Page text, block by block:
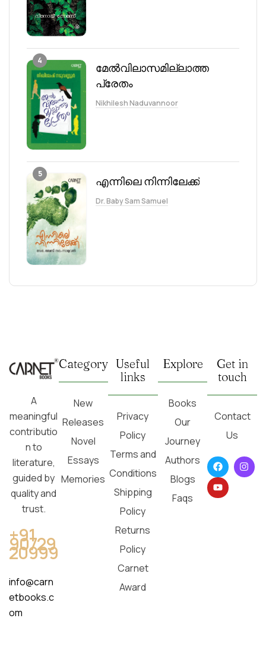
4
മേല്‍വിലാസമില്ലാത്ത
പ്രേതം
Nikhilesh Naduvannoor
5
എന്നിലെ നിന്നിലേക്ക്
Dr. Baby Sam Samuel
A
meaningful
contributio
n to
literature,
guided by
quality and
trust.
+91
90729
20999
info@carn
etbooks.c
om
Category
New
Releases
Novel
Essays
Memories
Useful
links
Privacy
Policy
Terms and
Conditions
Shipping
Policy
Returns
Policy
Carnet
Award
Explore
Books
Our
Journey
Authors
Blogs
Faqs
Get in
touch
Contact
Us